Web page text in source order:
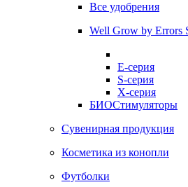
Все удобрения
Well Grow by Errors
E-серия
S-серия
X-серия
БИОСтимуляторы
Сувенирная продукция
Косметика из конопли
Футболки